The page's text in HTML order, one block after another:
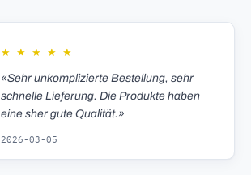
★ ★ ★ ★ ★
«Sehr unkomplizierte Bestellung, sehr
schnelle Lieferung. Die Produkte haben
eine sher gute Qualität.»
2026-03-05